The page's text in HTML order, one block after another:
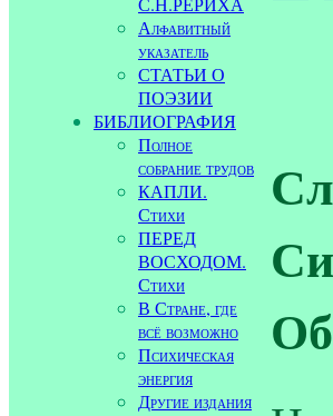
Алфавитный
указатель
СТАТЬИ О
ПОЭЗИИ
БИБЛИОГРАФИЯ
Полное
собрание трудов
КАПЛИ.
Стихи
ПЕРЕД
ВОСХОДОМ.
Стихи
В Стране, где
всё возможно
Психическая
энергия
Другие издания